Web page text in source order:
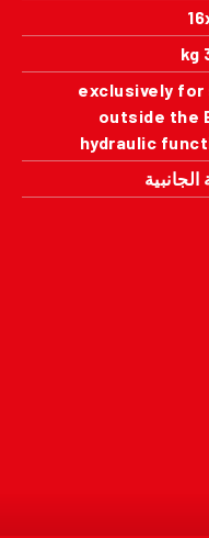
exclusively for
outside the
hydraulic
الجانبية